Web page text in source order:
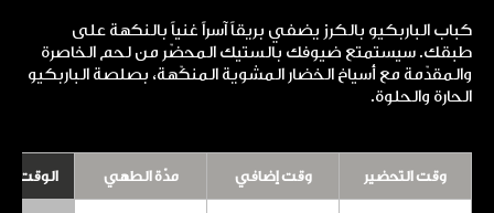
كباب الباربكيو بالكرز يضفي بريقاً آسراً غنياً بالنكهة على
طبقك. سيستمتع ضيوفك بالستيك المحضّر من لحم الخاصرة
والمقدّمة مع أسياخ الخضار المشوية المنكّهة، بصلصة الباربكيو
الحارة والحلوة.
وقت التحضير وقت إضافي مدّة الطهي الوقت